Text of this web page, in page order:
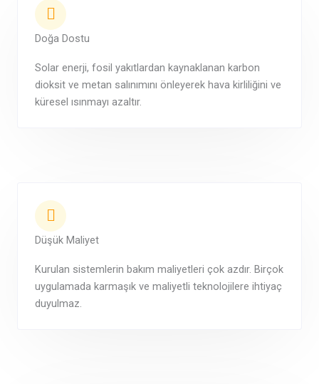
Doğa Dostu
Solar enerji, fosil yakıtlardan kaynaklanan karbon
dioksit ve metan salınımını önleyerek hava kirliliğini ve
küresel ısınmayı azaltır.
Düşük Maliyet
Kurulan sistemlerin bakım maliyetleri çok azdır. Birçok
uygulamada karmaşık ve maliyetli teknolojilere ihtiyaç
duyulmaz.